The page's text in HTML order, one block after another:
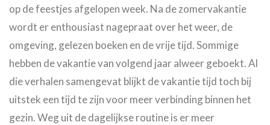
op de feestjes afgelopen week. Na de zomervakantie
wordt er enthousiast nagepraat over het weer, de
omgeving, gelezen boeken en de vrije tijd. Sommige
hebben de vakantie van volgend jaar alweer geboekt. Al
die verhalen samengevat blijkt de vakantie tijd toch bij
uitstek een tijd te zijn voor meer verbinding binnen het
gezin. Weg uit de dagelijkse routine is er meer